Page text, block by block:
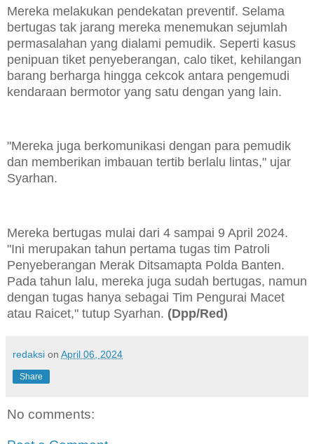
Mereka melakukan pendekatan preventif. Selama
bertugas tak jarang mereka menemukan sejumlah
permasalahan yang dialami pemudik. Seperti kasus
penipuan tiket penyeberangan, calo tiket, kehilangan
barang berharga hingga cekcok antara pengemudi
kendaraan bermotor yang satu dengan yang lain.
"Mereka juga berkomunikasi dengan para pemudik
dan memberikan imbauan tertib berlalu lintas," ujar
Syarhan.
Mereka bertugas mulai dari 4 sampai 9 April 2024.
"Ini merupakan tahun pertama tugas tim Patroli
Penyeberangan Merak Ditsamapta Polda Banten.
Pada tahun lalu, mereka juga sudah bertugas, namun
dengan tugas hanya sebagai Tim Pengurai Macet
atau Raicet," tutup Syarhan. (Dpp/Red)
redaksi on April 06, 2024
Share
No comments: